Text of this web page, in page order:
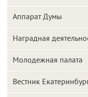
Аппарат Думы
Наградная
Молодежная палата
Вестник